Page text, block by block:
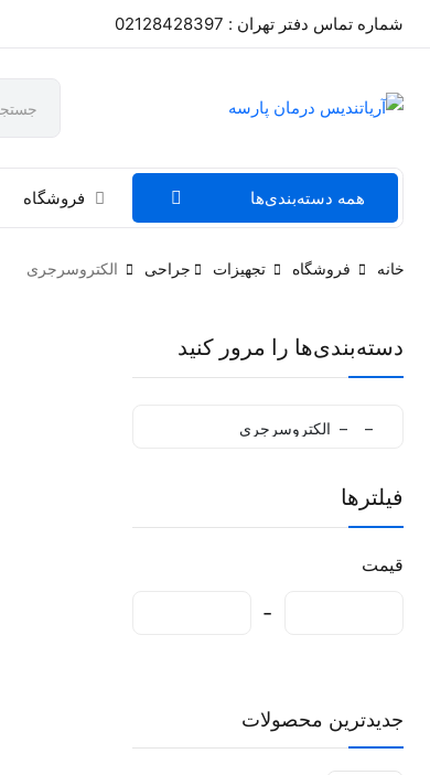
شماره تماس دفتر تهران : 02128428397
همه دسته‌بندی‌ها فروشگاه
خانه فروشگاه تجهیزات جراحی الکتروسرجری
دسته‌بندی‌ها را مرور کنید
فیلترها
قیمت
جدیدترین محصولات